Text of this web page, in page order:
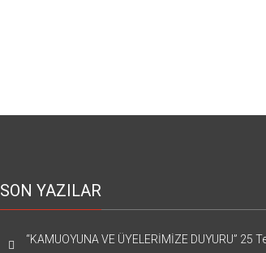
SON YAZILAR
“KAMUOYUNA VE ÜYELERİMİZE DUYURU” 25